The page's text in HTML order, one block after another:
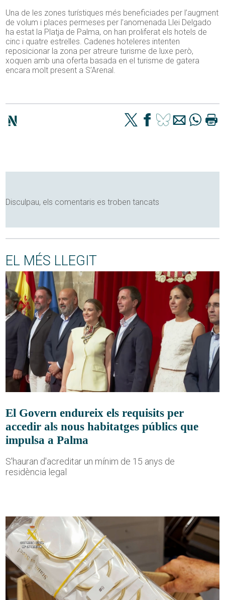
Una de les zones turístiques més beneficiades per l’augment
de volum i places permeses per l’anomenada Llei Delgado
ha estat la Platja de Palma, on han proliferat els hotels de
cinc i quatre estrelles. Cadenes hoteleres intenten
reposicionar la zona per atreure turisme de luxe però,
xoquen amb una oferta basada en el turisme de gatera
encara molt present a S’Arenal.
Disculpau, els comentaris es troben tancats
EL MÉS LLEGIT
El Govern endureix els requisits per
accedir als nous habitatges públics que
impulsa a Palma
S'hauran d'acreditar un mínim de 15 anys de
residència legal